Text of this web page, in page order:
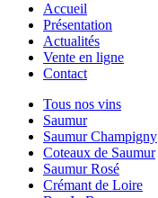
Accueil
Présentation
Actualités
Vente en ligne
Contact
Tous nos vins
Saumur
Saumur Champigny
Coteaux de Saumur
Saumur Rosé
Crémant de Loire